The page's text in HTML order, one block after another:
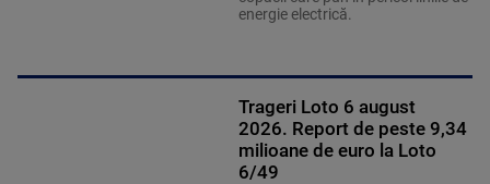
energie electrică.
Trageri Loto 6 august
2026. Report de peste 9,34
milioane de euro la Loto
6/49